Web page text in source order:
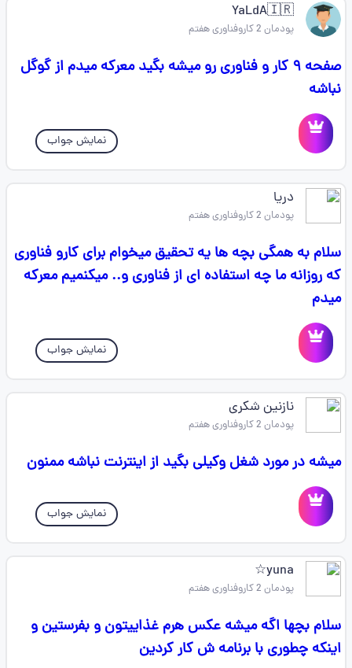
YaLdA🇮🇷
پودمان 2 کاروفناوری هفتم
صفحه ۹ کار و فناوری رو میشه بگید معرکه میدم از گوگل
نباشه
نمایش جواب
دریا
پودمان 2 کاروفناوری هفتم
سلام به همگی بچه ها یه تحقیق میخوام برای کارو فناوری
که روزانه ما چه استفاده ای از فناوری و.. میکنمیم معرکه
میدم
نمایش جواب
نازنین شکری
پودمان 2 کاروفناوری هفتم
میشه در مورد شغل وکیلی بگید از اینترنت نباشه ممنون
نمایش جواب
yuna☆
پودمان 2 کاروفناوری هفتم
سلام بچها اگه میشه عکس هرم غذاییتون و بفرستین و
اینکه چطوری با برنامه ش کار کردین